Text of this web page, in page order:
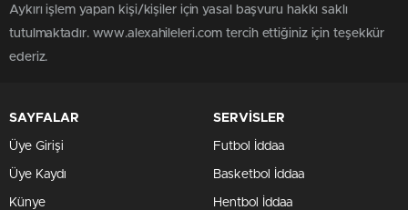
Aykırı işlem yapan kişi/kişiler için yasal başvuru hakkı saklı
tutulmaktadır. www.alexahileleri.com tercih ettiğiniz için teşekkür
ederiz.
SAYFALAR
Üye Girişi
Üye Kaydı
Künye
SERVİSLER
Futbol İddaa
Basketbol İddaa
Hentbol İddaa